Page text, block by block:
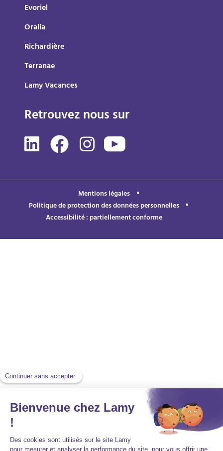
Evoriel
Oralia
Richardière
Terranae
Lamy Vacances
Retrouvez nous sur
Mentions légales
Politique de protection des données personnelles
Accessibilité : partiellement conforme